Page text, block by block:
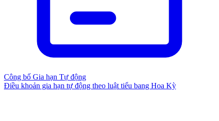
Công bố Gia hạn Tự động
Điều khoản gia hạn tự động theo luật tiểu bang Hoa Kỳ